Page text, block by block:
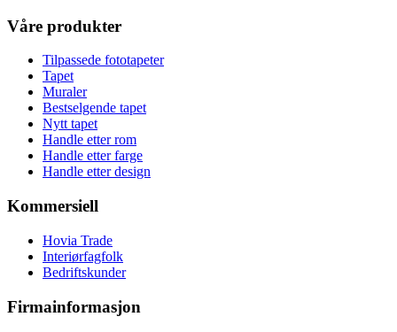
Våre produkter
Tilpassede fototapeter
Tapet
Muraler
Bestselgende tapet
Nytt tapet
Handle etter rom
Handle etter farge
Handle etter design
Kommersiell
Hovia Trade
Interiørfagfolk
Bedriftskunder
Firmainformasjon